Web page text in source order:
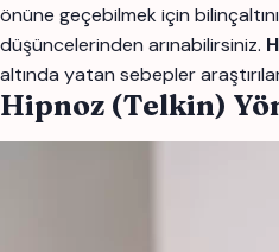
önüne geçebilmek için
düşüncelerinden arınabilirsiniz.
altında yatan sebepler
Hipnoz (Telkin)